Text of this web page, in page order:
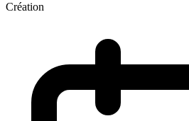
Création